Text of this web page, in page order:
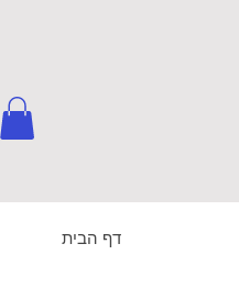
דף הבית